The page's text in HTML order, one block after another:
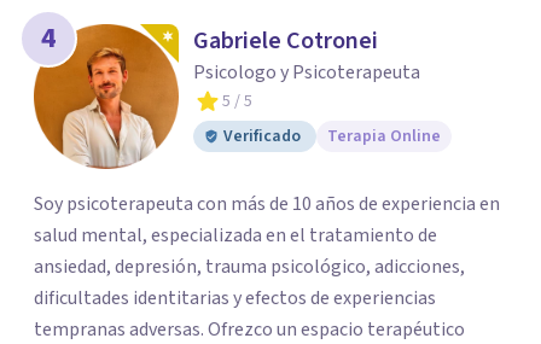
4 Gabriele Cotronei
Psicologo y Psicoterapeuta
5 / 5
Verificado
Terapia Online
Soy psicoterapeuta con más de 10 años de experiencia en
salud mental, especializada en el tratamiento de
ansiedad, depresión, trauma psicológico, adicciones,
dificultades identitarias y efectos de experiencias
tempranas adversas. Ofrezco un espacio terapéutico